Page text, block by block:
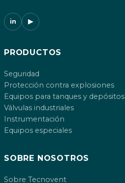
in ▶
PRODUCTOS
Seguridad
Protección contra explosiones
Equipos para tanques y depósitos
Válvulas industriales
Instrumentación
Equipos especiales
SOBRE NOSOTROS
Sobre Tecnovent